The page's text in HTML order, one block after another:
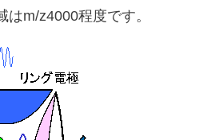
m/z4000程度です。